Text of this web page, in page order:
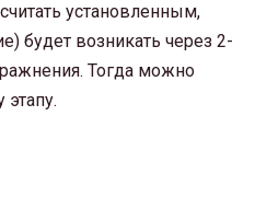
установленным,
будет возникать через 2-
Тогда можно